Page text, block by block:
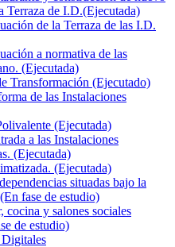
Terraza de I.D.(Ejecutada)
de la Terraza de las I.D.
a normativa de las
(Ejecutada)
Transformación (Ejecutado)
de las Instalaciones
(Ejecutada)
a las Instalaciones
(Ejecutada)
(Ejecutada)
situadas bajo la
fase de estudio)
cocina y salones sociales
de estudio)